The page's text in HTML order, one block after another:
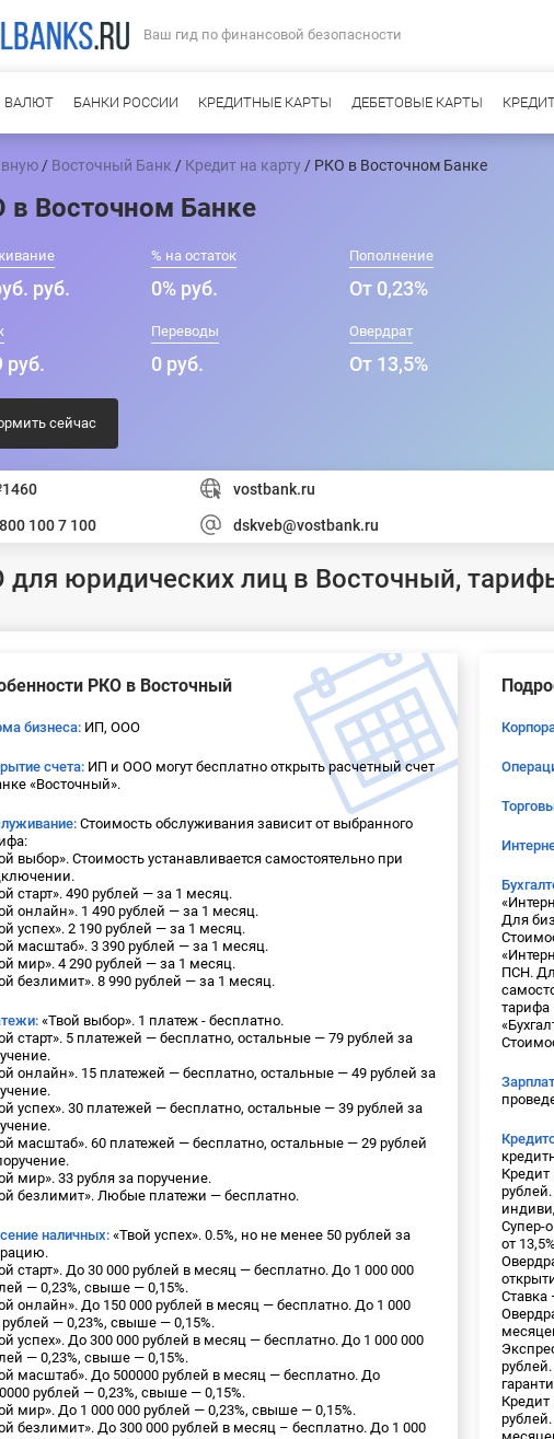
Ваш гид по финансовой безопасности
ВАЛЮТ БАНКИ РОССИИ КРЕДИТНЫЕ КАРТЫ ДЕБЕТОВЫЕ КАРТЫ
/ Восточный Банк / Кредит на карту / РКО в Восточном Банке
в Восточном Банке
руб.
% на остаток
0% руб.
Пополнение
От 0,23%
руб.
Переводы
0 руб.
Овердрат
От 13,5%
сейчас
vostbank.ru
100 7 100 dskveb@vostbank.ru
для юридических лиц в Восточный,
РКО в Восточный
бизнеса: ИП, ООО
счета: ИП и ООО могут бесплатно открыть расчетный счет
«Восточный».
Стоимость обслуживания зависит от выбранного
выбор». Стоимость устанавливается самостоятельно при
старт». 490 рублей — за 1 месяц.
онлайн». 1 490 рублей — за 1 месяц.
успех». 2 190 рублей — за 1 месяц.
масштаб». 3 390 рублей — за 1 месяц.
мир». 4 290 рублей — за 1 месяц.
безлимит». 8 990 рублей — за 1 месяц.
«Твой выбор». 1 платеж - бесплатно.
старт». 5 платежей — бесплатно, остальные — 79 рублей за
онлайн». 15 платежей — бесплатно, остальные — 49 рублей за
успех». 30 платежей — бесплатно, остальные — 39 рублей за
масштаб». 60 платежей — бесплатно, остальные — 29 рублей
мир». 33 рубля за поручение.
безлимит». Любые платежи — бесплатно.
наличных: «Твой успех». 0.5%, но не менее 50 рублей за
старт». До 30 000 рублей в месяц — бесплатно. До 1 000 000
— 0,23%, свыше — 0,15%.
онлайн». До 150 000 рублей в месяц — бесплатно. До 1 000
рублей — 0,23%, свыше — 0,15%.
успех». До 300 000 рублей в месяц — бесплатно. До 1 000 000
— 0,23%, свыше — 0,15%.
масштаб». До 500000 рублей в месяц — бесплатно. До
рублей — 0,23%, свыше — 0,15%.
мир». До 1 000 000 рублей — 0,23%, свыше — 0,15%.
безлимит». До 300 000 рублей в месяц – бесплатно. До 1 000
Для
ПСН.
тарифа
Кредит
Супер-
от
Ставка